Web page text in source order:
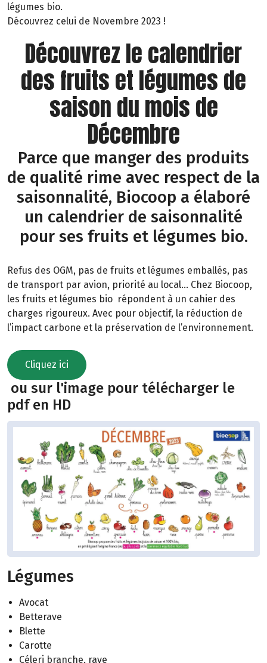
légumes bio.
Découvrez celui de Novembre 2023 !
Découvrez le calendrier
des fruits et légumes de
saison du mois de
Décembre
Parce que manger des produits
de qualité rime avec respect de la
saisonnalité, Biocoop a élaboré
un calendrier de saisonnalité
pour ses fruits et légumes bio.
Refus des OGM, pas de fruits et légumes emballés, pas
de transport par avion, priorité au local… Chez Biocoop,
les fruits et légumes bio répondent à un cahier des
charges rigoureux. Avec pour objectif, la réduction de
l’impact carbone et la préservation de l’environnement.
Cliquez ici
ou sur l'image pour télécharger le
pdf en HD
Légumes
Avocat
Betterave
Blette
Carotte
Céleri branche, rave